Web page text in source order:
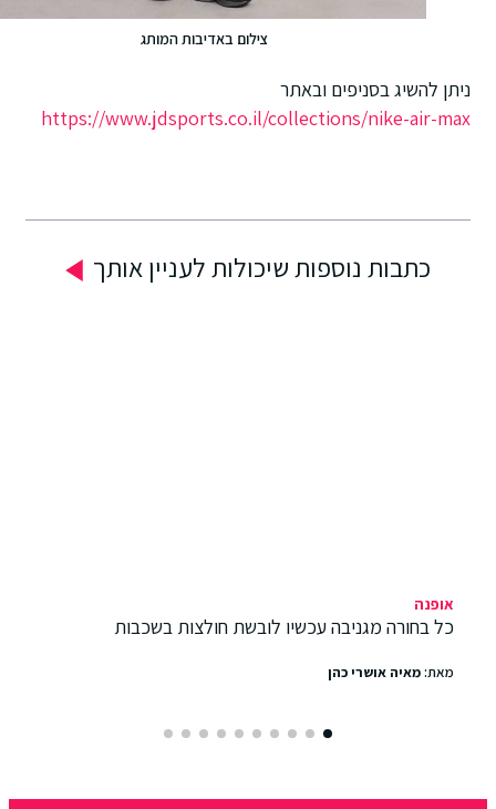
צילום באדיבות המותג
ניתן להשיג בסניפים ובאתר
https://www.jdsports.co.il/collections/nike-air-max
כתבות נוספות שיכולות לעניין אותך
אופנה
כל בחורה מגניבה עכשיו לובשת חולצות בשכבות
מאת:מאיה אושרי כהן